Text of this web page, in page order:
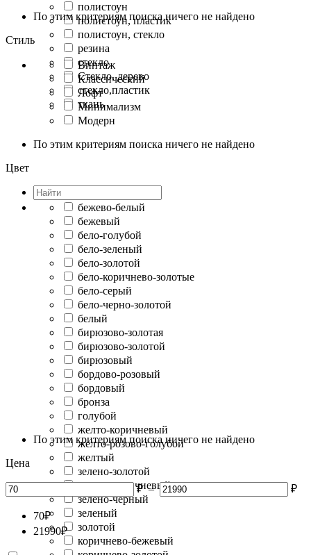
полистоун
полистоун, пластик
полистоун, стекло
резина
стекло
Стекло, дерево
стекло,пластик
ткань
По этим критериям поиска ничего не найдено
Стиль
Винтаж
Классический
Лофт
Минимализм
Модерн
По этим критериям поиска ничего не найдено
Цвет
бежево-белый
бежевый
бело-голубой
бело-зеленый
бело-золотой
бело-коричнево-золотые
бело-серый
бело-черно-золотой
белый
бирюзово-золотая
бирюзово-золотой
бирюзовый
бордово-розовый
бордовый
бронза
голубой
желто-коричневый
желто-розово-голубой
желтый
зелено-золотой
зелено-коричневый
зелено-черный
зеленый
золотой
коричнево-бежевый
По этим критериям поиска ничего не найдено
Цена
₽– ₽
70₽
21990₽